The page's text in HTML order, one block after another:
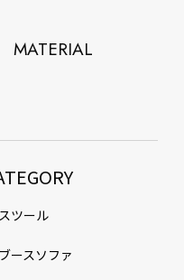
MATERIAL
スツール
ブースソファ